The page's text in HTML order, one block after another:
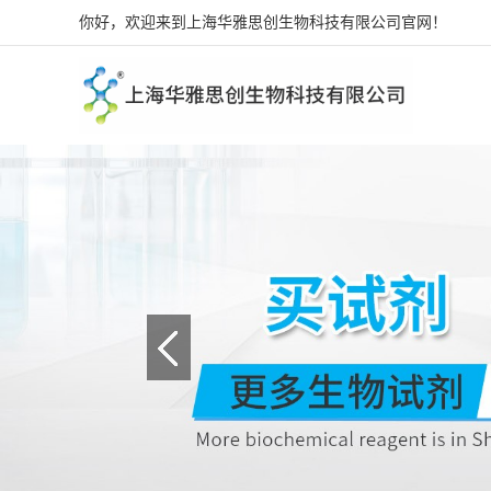
你好，欢迎来到上海华雅思创生物科技有限公司官网！